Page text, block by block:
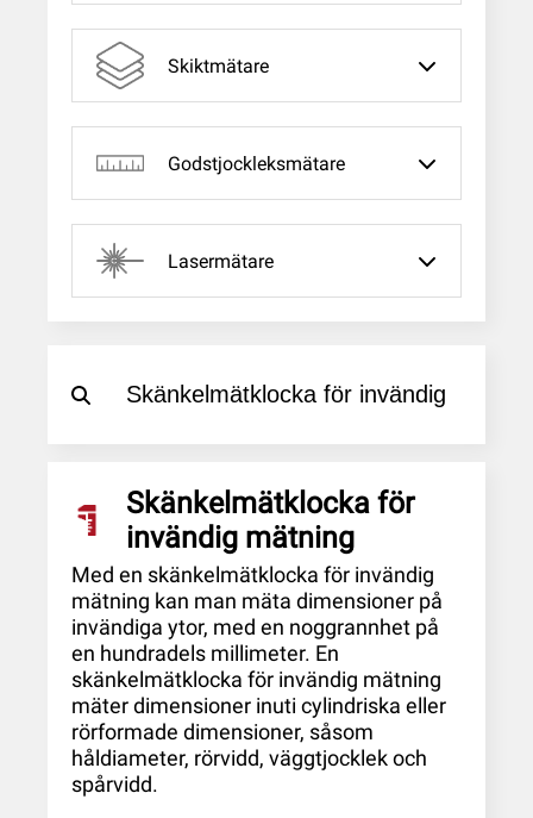
Skiktmätare
Godstjockleksmätare
Lasermätare
Skänkelmätklocka för
invändig mätning
Med en skänkelmätklocka för invändig
mätning kan man mäta dimensioner på
invändiga ytor, med en noggrannhet på
en hundradels millimeter. En
skänkelmätklocka för invändig mätning
mäter dimensioner inuti cylindriska eller
rörformade dimensioner, såsom
håldiameter, rörvidd, väggtjocklek och
spårvidd.